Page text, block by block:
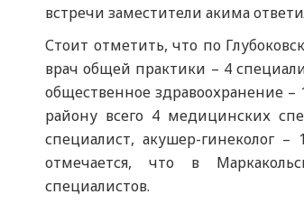
встречи заместители акима
Стоит отметить, что по
врач общей практики – 4
общественное здравоохранение
району всего 4 медицинских
специалист, акушер-гинеколог
отмечается, что в
специалистов.